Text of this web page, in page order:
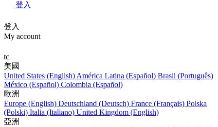
登入
登入
My account
tc
美國
United States (English) América Latina (Español) Brasil (Português)
México (Español) Colombia (Español)
歐洲
Europe (English) Deutschland (Deutsch) France (Français) Polska
(Polski) Italia (Italiano) United Kingdom (English)
亞洲